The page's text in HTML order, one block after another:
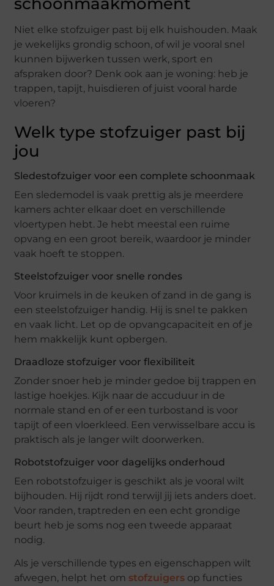
Niet elke stofzuiger past bij elk huishouden. Maak
je wekelijks grondig schoon, of wil je vooral snel
kunnen bijwerken tussen werk, sport en
afspraken door? Denk ook aan je woning: heb je
trappen, tapijt, huisdieren of juist vooral harde
vloeren?
Welk type stofzuiger past bij
jou
Sledestofzuiger voor een complete schoonmaak
Een sledemodel is vaak prettig als je meerdere
kamers achter elkaar doet en verschillende
vloertypen hebt. Je hebt meestal een ruime
opvang en een groot bereik, waardoor je minder
vaak hoeft te stoppen.
Steelstofzuiger voor snelle rondes
Voor kruimels in de keuken of zand in de gang is
een steelstofzuiger handig. Hij is snel te pakken
en vaak licht. Let op de opvangcapaciteit en of je
hem makkelijk kunt opbergen.
Draadloze stofzuiger voor flexibiliteit
Zonder snoer heb je minder gedoe bij trappen en
lastige hoekjes. Kijk naar de accuduur in de
normale stand en of er een turbostand is voor
tapijt of een vloerkleed. Een verwisselbare accu is
praktisch als je langer wilt doorwerken.
Robotstofzuiger voor dagelijks onderhoud
Een robotstofzuiger is geschikt als je vooral wilt
bijhouden. Hij rijdt rond terwijl jij iets anders doet.
Voor randen, traptreden en een echt grondige
beurt heb je soms nog een tweede apparaat
nodig.
Als je verschillende types en eigenschappen wilt
afwegen, helpt het om stofzuigers op functies